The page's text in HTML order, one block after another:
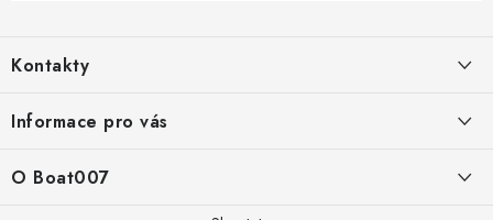
p
a
Kontakty
+420 775 473 808
PŘÍJEM/VÝDEJ/SERVIS zakázek
Informace pro vás
O Boat007